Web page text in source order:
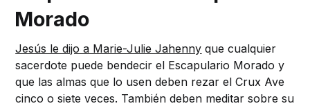
Morado
Jesús le dijo a Marie-Julie Jahenny que cualquier
sacerdote puede bendecir el Escapulario Morado y
que las almas que lo usen deben rezar el Crux Ave
cinco o siete veces. También deben meditar sobre su